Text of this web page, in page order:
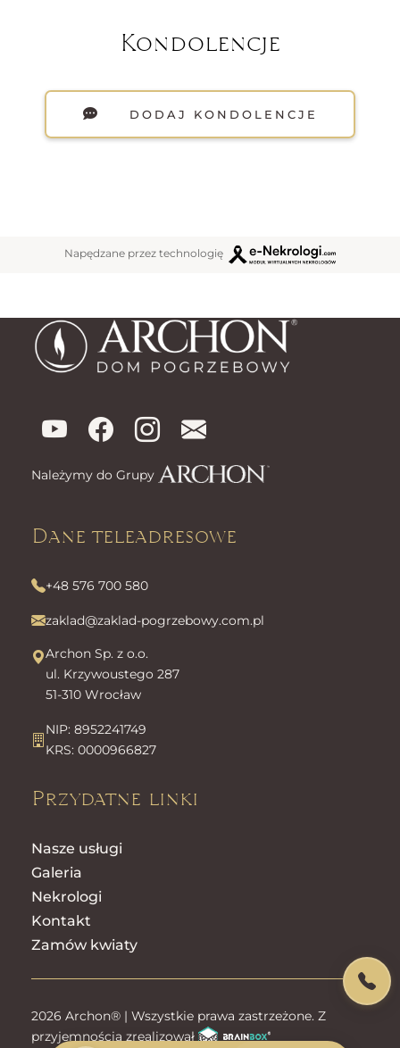
Kondolencje
DODAJ KONDOLENCJE
Napędzane przez technologię
Należymy do Grupy
Dane teleadresowe
+48 576 700 580
zaklad@zaklad-pogrzebowy.com.pl
Archon Sp. z o.o.
ul. Krzywoustego 287
51-310 Wrocław
NIP: 8952241749
KRS: 0000966827
Przydatne linki
Nasze usługi
Galeria
Nekrologi
Kontakt
Zamów kwiaty
2026 Archon® | Wszystkie prawa zastrzeżone. Z
przyjemnością zrealizował